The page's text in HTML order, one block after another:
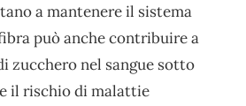
a mantenere il sistema
può anche contribuire a
zucchero nel sangue sotto
il rischio di malattie